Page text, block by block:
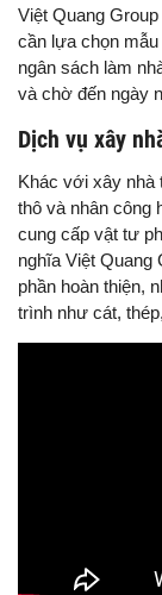
Việt Quang
cần lựa chọn
ngân sách làm
và chờ đến ngày
Dịch vụ xây
Khác với xây nhà
thô và nhân công
cung cấp vật tư
nghĩa Việt Quang
phần hoàn thiện,
trình như cát,